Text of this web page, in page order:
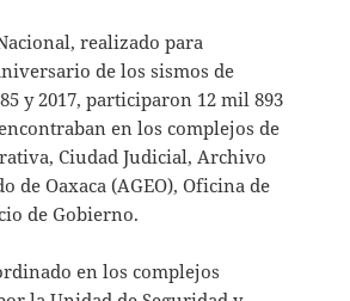
realizado para
de los sismos de
y 2017, participaron 12 mil 893
en los complejos de
Ciudad Judicial, Archivo
de Oaxaca (AGEO), Oficina de
de Gobierno.
en los complejos